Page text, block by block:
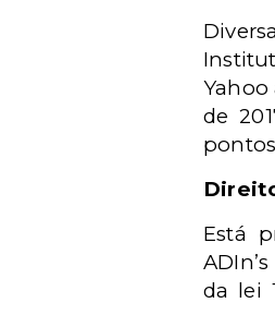
de
Está
da lei